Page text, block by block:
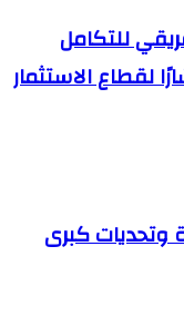
للتكامل
لقطاع الاستثمار
وتحديات كبرى